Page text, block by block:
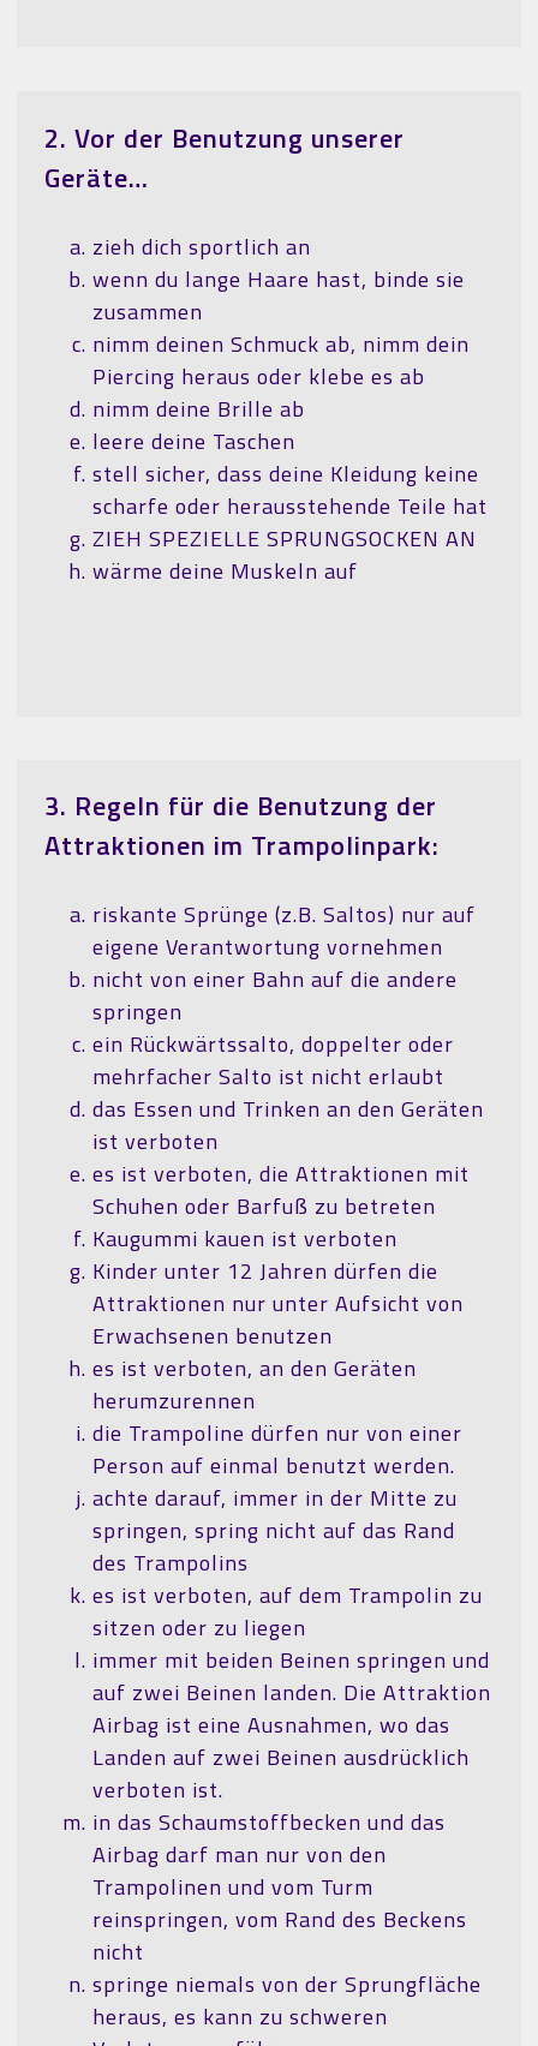
2. Vor der Benutzung unserer
Geräte…
zieh dich sportlich an
wenn du lange Haare hast, binde sie
zusammen
nimm deinen Schmuck ab, nimm dein
Piercing heraus oder klebe es ab
nimm deine Brille ab
leere deine Taschen
stell sicher, dass deine Kleidung keine
scharfe oder herausstehende Teile hat
ZIEH SPEZIELLE SPRUNGSOCKEN AN
wärme deine Muskeln auf
3. Regeln für die Benutzung der
Attraktionen im Trampolinpark:
riskante Sprünge (z.B. Saltos) nur auf
eigene Verantwortung vornehmen
nicht von einer Bahn auf die andere
springen
ein Rückwärtssalto, doppelter oder
mehrfacher Salto ist nicht erlaubt
das Essen und Trinken an den Geräten
ist verboten
es ist verboten, die Attraktionen mit
Schuhen oder Barfuß zu betreten
Kaugummi kauen ist verboten
Kinder unter 12 Jahren dürfen die
Attraktionen nur unter Aufsicht von
Erwachsenen benutzen
es ist verboten, an den Geräten
herumzurennen
die Trampoline dürfen nur von einer
Person auf einmal benutzt werden.
achte darauf, immer in der Mitte zu
springen, spring nicht auf das Rand
des Trampolins
es ist verboten, auf dem Trampolin zu
sitzen oder zu liegen
immer mit beiden Beinen springen und
auf zwei Beinen landen. Die Attraktion
Airbag ist eine Ausnahmen, wo das
Landen auf zwei Beinen ausdrücklich
verboten ist.
in das Schaumstoffbecken und das
Airbag darf man nur von den
Trampolinen und vom Turm
reinspringen, vom Rand des Beckens
nicht
springe niemals von der Sprungfläche
heraus, es kann zu schweren